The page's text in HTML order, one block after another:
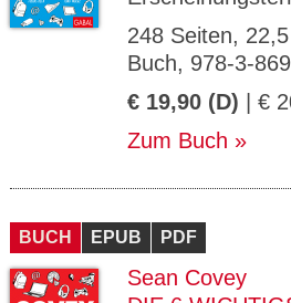
248 Seiten,
Buch, 978-3-
€ 19,90 (D) | €
Zum Buch
BUCH EPUB PDF
Sean Covey